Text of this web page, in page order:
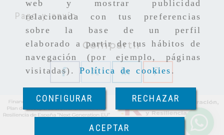
web y mostrar publicidad
relacionada con tus preferencias
sobre la base de un perfil
elaborado a partir de tus hábitos de
navegación (por ejemplo, páginas
visitadas). Política de cookies .
CONFIGURAR RECHAZAR
ACEPTAR
Pago y envío
Compartir